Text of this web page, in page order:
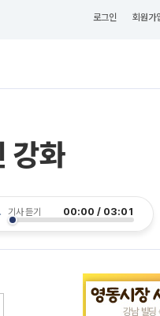
로그인 회원가
강화
기사 듣기 00:00 / 03:01